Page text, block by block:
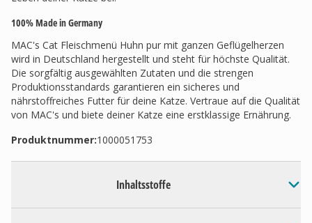
100% Made in Germany
MAC's Cat Fleischmenü Huhn pur mit ganzen Geflügelherzen
wird in Deutschland hergestellt und steht für höchste Qualität.
Die sorgfältig ausgewählten Zutaten und die strengen
Produktionsstandards garantieren ein sicheres und
nährstoffreiches Futter für deine Katze. Vertraue auf die Qualität
von MAC's und biete deiner Katze eine erstklassige Ernährung.
Produktnummer:1000051753
Inhaltsstoffe